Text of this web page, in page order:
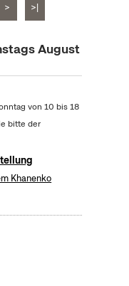
> >|
August
von 10 bis 18
bitte der
Khanenko